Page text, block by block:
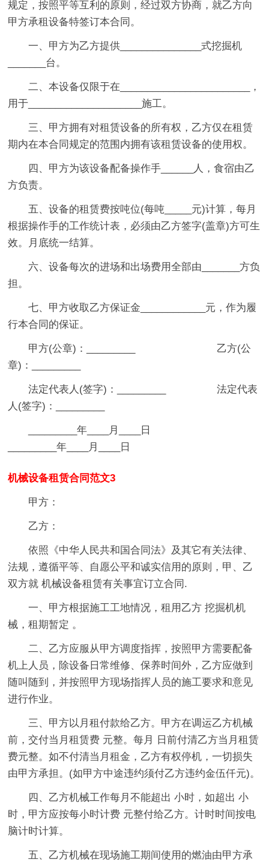
规定，按照平等互利的原则，经过双方协商，就乙方向
甲方承租设备特签订本合同。
一、甲方为乙方提供_______________式挖掘机
_______台。
二、本设备仅限于在________________________，
用于_____________________施工。
三、甲方拥有对租赁设备的所有权，乙方仅在租赁
期内在本合同规定的范围内拥有该租赁设备的使用权。
四、甲方为该设备配备操作手______人，食宿由乙
方负责。
五、设备的租赁费按吨位(每吨_____元)计算，每月
根据操作手的工作统计表，必须由乙方签字(盖章)方可生
效。
月底统一结算。
六、设备每次的进场和出场费用全部由_______方负
担。
七、甲方收取乙方保证金____________元，作为履
行本合同的保证。
甲方(公章)：_________ 乙方(公
章)：_________
法定代表人(签字)：_________ 法定代表
人(签字)：_________
_________年____月____日
_________年____月____日
机械设备租赁合同范文3
甲方：
乙方：
依照《中华人民共和国合同法》及其它有关法律、
法规，遵循平等、自愿公平和诚实信用的原则，甲、乙
双方就 机械设备租赁有关事宜订立合同.
一、甲方根据施工工地情况，租用乙方挖掘机机
械，租期暂定 。
二、乙方应服从甲方调度指挥，按照甲方需要配备
机上人员，除设备日常维修、保养时间外，乙方应做到
随叫随到，并按照甲方现场指挥人员的施工要求和意见
进行作业。
三、甲方以月租付款给乙方。 甲方在调运乙方机械
前，交付当月租赁费 元整。每月 日前付清乙方当月租赁
费元整。如不付清当月租金，乙方有权停机，一切损失
由甲方承担。(如甲方中途违约须付乙方违约金伍仟元)。
四、乙方机械工作每月不能超出小时，如超出 小
时，甲方应按每小时计费 元整付给乙方。计时时间按电
脑计时计算。
五、乙方机械在现场施工期间使用的燃油由甲方承